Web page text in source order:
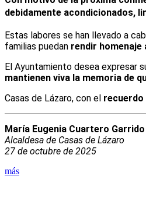
debidamente acondicionados,
Estas labores se han llevado a
familias puedan rendir homenaje
El Ayuntamiento desea expresar
mantienen viva la memoria de
Casas de Lázaro, con el recuerdo
María Eugenia Cuartero Garrido
Alcaldesa de Casas de Lázaro
27 de octubre de 2025
más